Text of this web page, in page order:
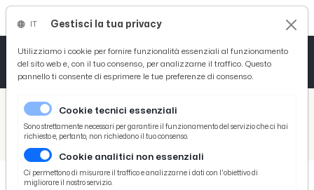
/ Picenotime
/ Ascoli Time
Ascoli Calcio, Alagna ai tifosi: "Siete scesi in campo con noi, col vostro calore ci avete dato la forza per riportarvi dove meritate"
Gestisci la tua privacy
Utilizziamo i cookie per fornire funzionalità essenziali al funzionamento
del sito web e, con il tuo consenso, per analizzarne il traffico. Questo
pannello ti consente di esprimere le tue preferenze di consenso.
Cookie tecnici essenziali
Sono strettamente necessari per garantire il funzionamento del servizio che ci hai
richiesto e, pertanto, non richiedono il tuo consenso.
Cookie analitici non essenziali
Ci permettono di misurare il traffico e analizzarne i dati con l'obiettivo di
migliorare il nostro servizio.
Tutto News
Tutto Sport
Basket
Ciclismo
Tutto Curiosità